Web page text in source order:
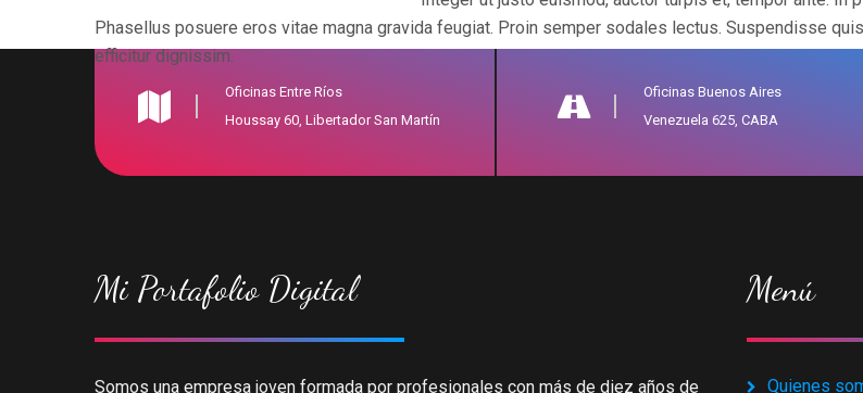
Phasellus posuere eros vitae magna gravida feugiat. Proin semper sodales lectus. Suspendisse
efficitur dignissim.
Oficinas Entre Ríos
Houssay 60, Libertador San Martín
Oficinas Buenos Aires
Venezuela 625, CABA
Mi Portafolio Digital
Somos una empresa joven formada por profesionales con más de diez años de
Menú
Quienes